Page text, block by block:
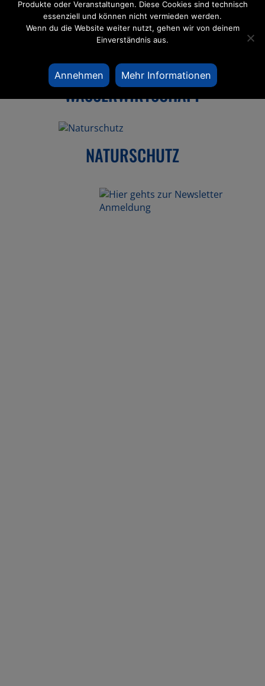
HYDRO­LOGIE
WASSER­WIRT­SCHAFT
NATUR­SCHUTZ
Produkte oder Veranstaltungen. Diese Cookies sind technisch
essenziell und können nicht vermieden werden.
Wenn du die Website weiter nutzt, gehen wir von deinem
Einverständnis aus.
Annehmen Mehr Informationen